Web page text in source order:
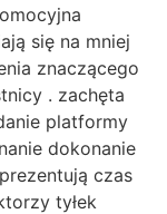
się na mniej
znaczącego
. zachęta
platformy
dokonanie
czas
tyłek